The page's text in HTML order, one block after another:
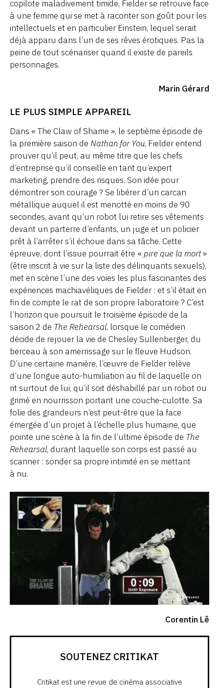
copilote maladivement timide, Fielder se retrouve face
à une femme qui se met à raconter son goût pour les
intellectuels et en particulier Einstein, lequel serait
déjà apparu dans l’un de ses rêves érotiques. Pas la
peine de tout scénariser quand il existe de pareils
personnages.
Marin Gérard
LE PLUS SIMPLE APPAREIL
Dans « The Claw of Shame », le septième épisode de
la première saison de Nathan for You, Fielder entend
prouver qu’il peut, au même titre que les chefs
d’entreprise qu’il conseille en tant qu’expert
marketing, prendre des risques. Son idée pour
démontrer son courage ? Se libérer d’un carcan
métallique auquel il est menotté en moins de 90
secondes, avant qu’un robot lui retire ses vêtements
devant un parterre d’enfants, un juge et un policier
prêt à l’arrêter s’il échoue dans sa tâche. Cette
épreuve, dont l’issue pourrait être « pire que la mort»
(être inscrit à vie sur la liste des délinquants sexuels),
met en scène l’une des voies les plus fascinantes des
expériences machiavéliques de Fielder : et s’il était en
fin de compte le rat de son propre laboratoire ? C’est
l’horizon que poursuit le troisième épisode de la
saison 2 de The Rehearsal, lorsque le comédien
décide de rejouer la vie de Chesley Sullenberger, du
berceau à son amerrissage sur le fleuve Hudson.
D’une certaine manière, l’œuvre de Fielder relève
d’une longue auto-humiliation au fil de laquelle on
rit surtout de lui, qu’il soit déshabillé par un robot ou
grimé en nourrisson portant une couche-culotte. Sa
folie des grandeurs n’est peut-être que la face
émergée d’un projet à l’échelle plus humaine, que
pointe une scène à la fin de l’ultime épisode de The
Rehearsal, durant laquelle son corps est passé au
scanner : sonder sa propre intimité en se mettant
à nu.
Corentin Lê
SOUTENEZ CRITIKAT
Critikat est une revue de cinéma associative